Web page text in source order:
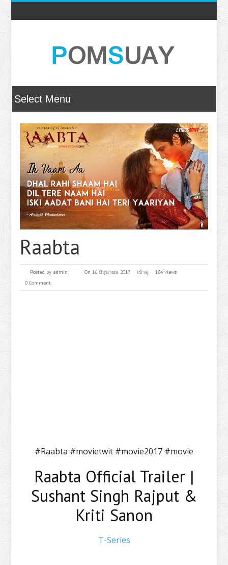
Raabta
Posted by admin On 16 มิถุนายน 2017 เข้าดู
184 views
0 Comment
#Raabta #movietwit #movie2017 #movie
Raabta Official Trailer |
Sushant Singh Rajput &
Kriti Sanon
T-Series